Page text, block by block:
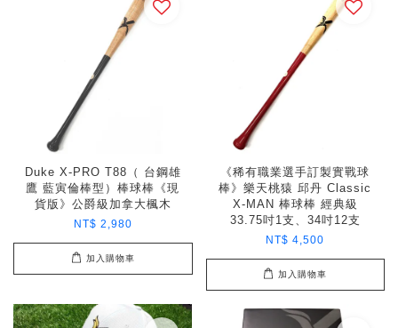
Duke X-PRO T88（ 台鋼雄
鷹 藍寅倫棒型）棒球棒《現
貨版》公爵級加拿大楓木
NT$ 2,980
加入購物車
《稀有職業選手訂製實戰球
棒》樂天桃猿 邱丹 Classic
X-MAN 棒球棒 經典級
33.75吋1支、34吋12支
NT$ 4,500
加入購物車